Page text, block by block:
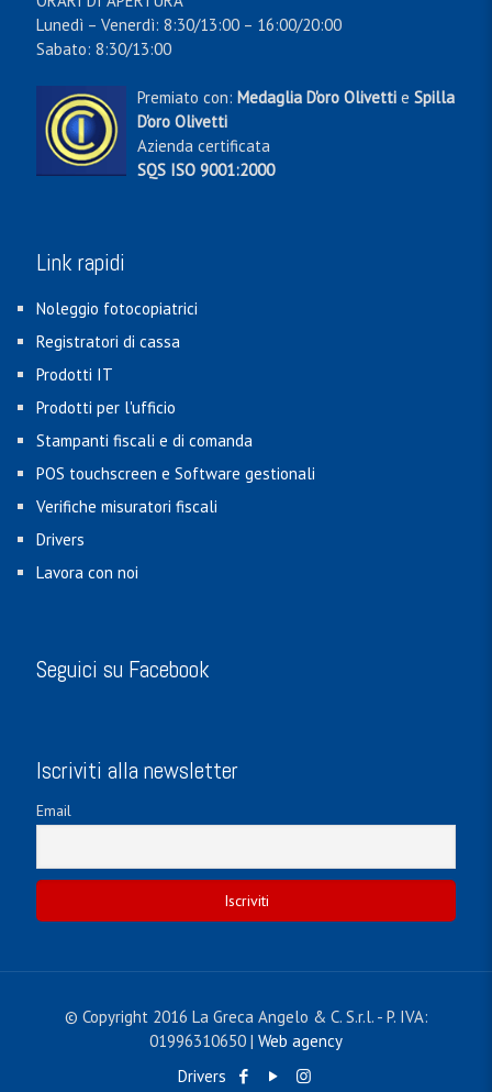
Lunedì – Venerdì: 8:30/13:00 – 16:00/20:00
Sabato: 8:30/13:00
Premiato con: Medaglia D'oro Olivetti e Spilla
D'oro Olivetti
Azienda certificata
SQS ISO 9001:2000
Link rapidi
Noleggio fotocopiatrici
Registratori di cassa
Prodotti IT
Prodotti per l'ufficio
Stampanti fiscali e di comanda
POS touchscreen e Software gestionali
Verifiche misuratori fiscali
Drivers
Lavora con noi
Seguici su Facebook
Iscriviti alla newsletter
Email
© Copyright 2016 La Greca Angelo & C. S.r.l. - P. IVA:
01996310650 | Web agency
Drivers